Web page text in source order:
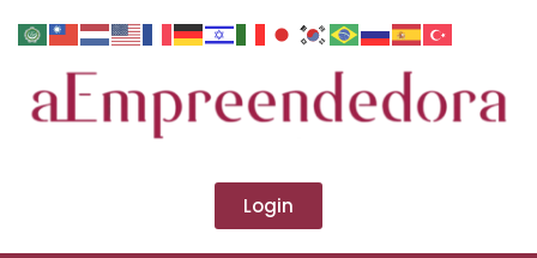
Login